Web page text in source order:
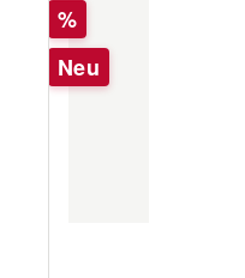
Rabatt
%
Neu